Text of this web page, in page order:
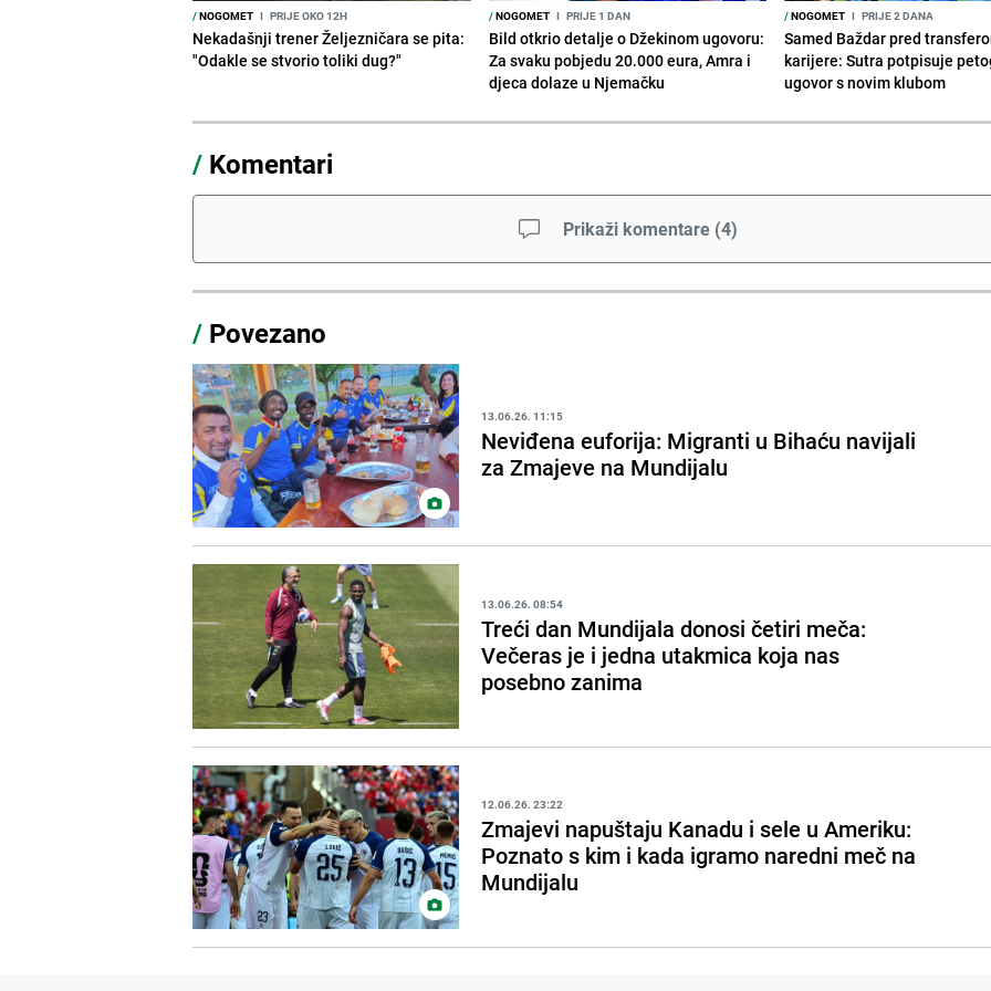
/NOGOMET I PRIJE OKO 12H
Nekadašnji trener Željezničara se pita:
"Odakle se stvorio toliki dug?"
/NOGOMET I PRIJE 1 DAN
Bild otkrio detalje o Džekinom ugovoru:
Za svaku pobjedu 20.000 eura, Amra i
djeca dolaze u Njemačku
/NOGOMET I PRIJE 2 DANA
Samed Baždar pred
karijere: Sutra potpisuje
ugovor s novim klubom
/ Komentari
Prikaži komentare (4)
/ Povezano
13.06.26. 11:15
Neviđena euforija: Migranti u Bihaću navijali
za Zmajeve na Mundijalu
13.06.26. 08:54
Treći dan Mundijala donosi četiri meča:
Večeras je i jedna utakmica koja nas
posebno zanima
12.06.26. 23:22
Zmajevi napuštaju Kanadu i sele u Ameriku:
Poznato s kim i kada igramo naredni meč na
Mundijalu